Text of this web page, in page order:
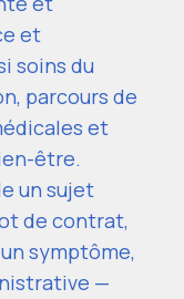
et
soins du
parcours de
et
être.
un sujet
de contrat,
symptôme,
—